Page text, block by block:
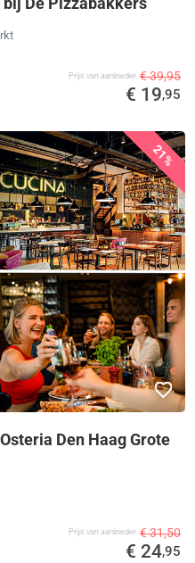
Prijs van aanbieder € 39,95
€ 19,95
21%
Den Haag Grote
Prijs van aanbieder € 31,50
€ 24,95